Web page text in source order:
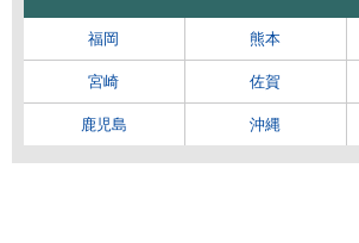
福岡 熊本
宮崎 佐賀
鹿児島 沖縄